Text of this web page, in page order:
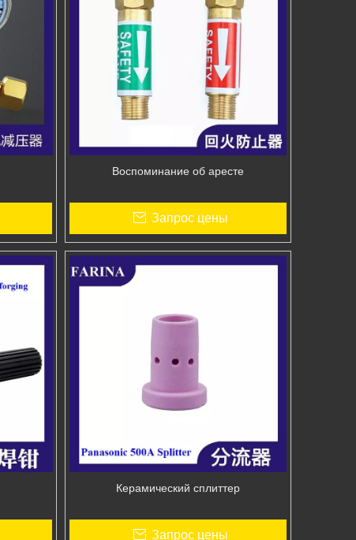
Воспоминание об аресте
Запрос цены
Керамический сплиттер
Запрос цены